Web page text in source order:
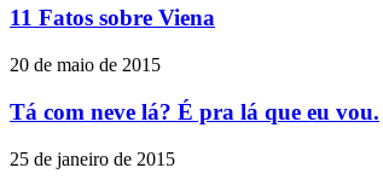
11 Fatos sobre Viena
20 de maio de 2015
Tá com neve lá? É pra lá que eu vou.
25 de janeiro de 2015